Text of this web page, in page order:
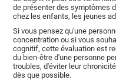
de présenter des symptômes
chez les enfants, les jeunes
Si vous pensez qu'une
concentration ou si vous
cognitif, cette évaluation est
du bien-être d'une personne
troubles, d'éviter leur
dès que possible.